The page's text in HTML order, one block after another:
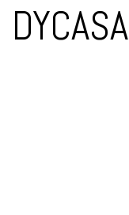
DYCASA